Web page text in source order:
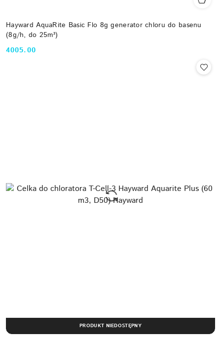
Hayward AquaRite Basic Flo 8g generator chloru do basenu
(8g/h, do 25m³)
Cena:
4005.00
PRODUKT NIEDOSTĘPNY